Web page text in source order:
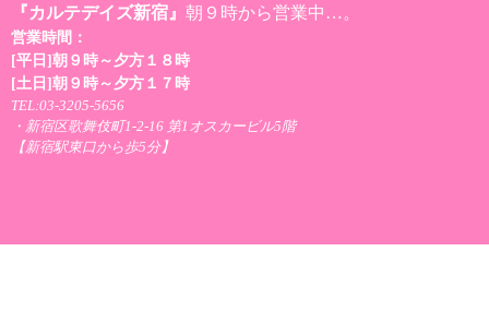
『カルテデイズ新宿』 朝９時から営業中…。
営業時間：
[平日]朝９時～夕方１８時
[土日]朝９時～夕方１７時
TEL:03-3205-5656
・新宿区歌舞伎町1-2-16 第1オスカービル5階
【新宿駅東口から歩5分】